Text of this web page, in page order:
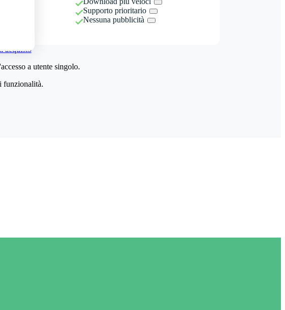
Supporto prioritario
Nessuna pubblicità
acquisto
a utente singolo.
funzionalità.